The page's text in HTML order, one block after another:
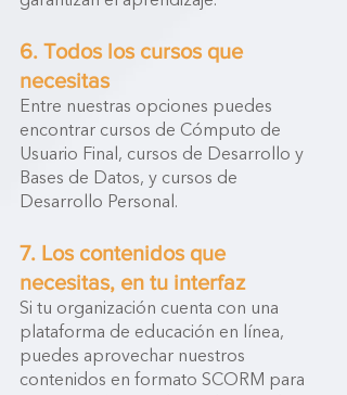
6. Todos los cursos que
necesitas
Entre nuestras opciones puedes
encontrar cursos de Cómputo de
Usuario Final, cursos de Desarrollo y
Bases de Datos, y cursos de
Desarrollo Personal.
7. Los contenidos que
necesitas, en tu interfaz
Si tu organización cuenta con una
plataforma de educación en línea,
puedes aprovechar nuestros
contenidos en formato SCORM para